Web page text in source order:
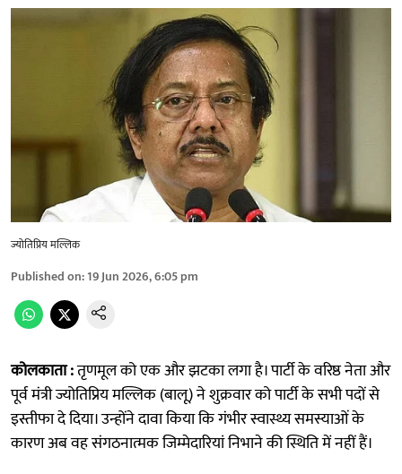
ज्योतिप्रिय मल्लिक
Published on:19 Jun 2026, 6:05 pm
कोलकाता :तृणमूल को एक और झटका लगा है। पार्टी के वरिष्ठ नेता और
पूर्व मंत्री ज्योतिप्रिय मल्लिक (बालू) ने शुक्रवार को पार्टी के सभी पदों से
इस्तीफा दे दिया। उन्होंने दावा किया कि गंभीर स्वास्थ्य समस्याओं के
कारण अब वह संगठनात्मक जिम्मेदारियां निभाने की स्थिति में नहीं हैं।